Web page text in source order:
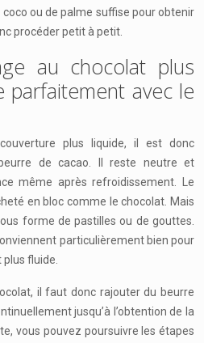
coco ou de palme suffise pour obtenir
procéder petit à petit.
au chocolat plus
avec le
plus liquide, il est donc
de cacao. Il reste neutre et
même après refroidissement. Le
en bloc comme le chocolat. Mais
forme de pastilles ou de gouttes.
particulièrement bien pour
fluide.
il faut donc rajouter du beurre
jusqu’à l’obtention de la
vous pouvez poursuivre les étapes